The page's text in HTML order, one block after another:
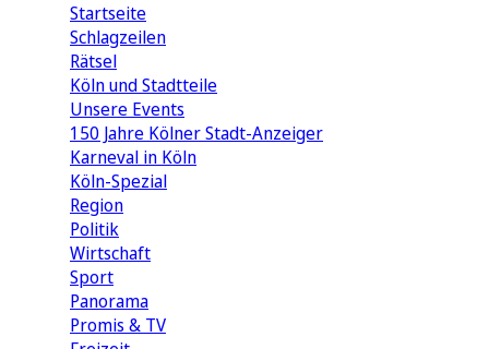
Startseite
Schlagzeilen
Rätsel
Köln und Stadtteile
Unsere Events
150 Jahre Kölner Stadt-Anzeiger
Karneval in Köln
Köln-Spezial
Region
Politik
Wirtschaft
Sport
Panorama
Promis & TV